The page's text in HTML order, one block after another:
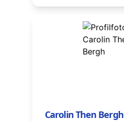
Carolin Then Bergh